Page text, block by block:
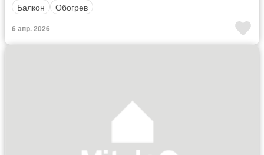
Балкон
Обогрев
6 апр. 2026